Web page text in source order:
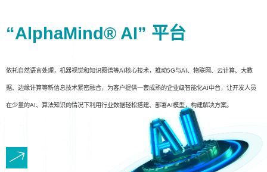
“AlphaMind® AI” 平台
依托自然语言处理，机器视觉和知识图谱等AI核心技术，推动5G与AI、物联网、云计算、大数
据、边缘计算等新信息技术紧密融合，为客户提供一套成熟的企业级智能化AI中台，让开发人员
在少量的AI、算法知识的情况下利用行业数据轻松搭建、部署AI模型，构建解决方案。